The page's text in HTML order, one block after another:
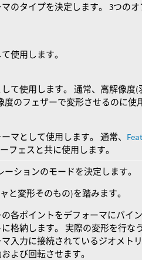
のタイプを決定します。 3つの
使用します。
て使用します。 通常、高解像度(
のフェザーで変形させるのに使
マとして使用します。 通常、
フェスと共に使用します。
ーションのモードを決定します。
と変形そのもの)を踏みます。
各ポイントをデフォーマにバイ
格納します。 実際の変形を行な
入力に接続されているジオメト
よび回転させます。